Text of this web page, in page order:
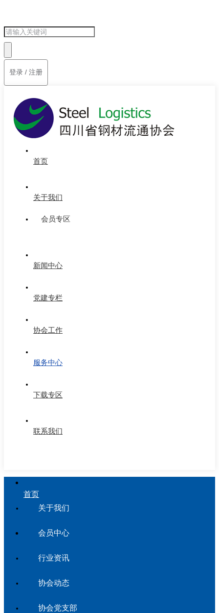
登录 / 注册
首页
关于我们
会员专区
新闻中心
党建专栏
协会工作
服务中心
下载专区
联系我们
首页
关于我们
会员中心
行业资讯
协会动态
协会党支部